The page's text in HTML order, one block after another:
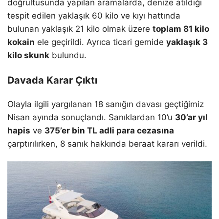
doğrultusunda yapılan aramalarda, denize atıldığı
tespit edilen yaklaşık 60 kilo ve kıyı hattında
bulunan yaklaşık 21 kilo olmak üzere toplam 81 kilo
kokain ele geçirildi. Ayrıca ticari gemide yaklaşık 3
kilo skunk bulundu.
Davada Karar Çıktı
Olayla ilgili yargılanan 18 sanığın davası geçtiğimiz
Nisan ayında sonuçlandı. Sanıklardan 10’u 30’ar yıl
hapis ve 375’er bin TL adli para cezasına
çarptırılırken, 8 sanık hakkında beraat kararı verildi.